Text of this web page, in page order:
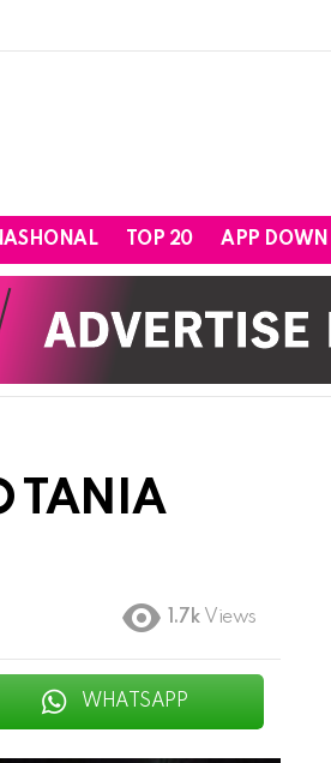
TOP 20 APP
TANIA
1.7k Views
WHATSAPP